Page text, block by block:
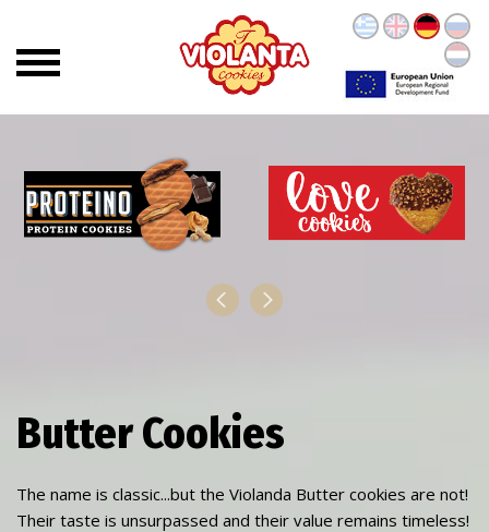
Butter Cookies
The name is classic...but the Violanda Butter cookies are not!
Their taste is unsurpassed and their value remains timeless!